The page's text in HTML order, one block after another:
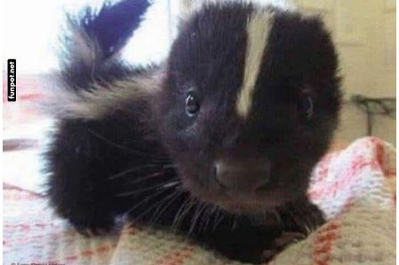
Lotus Biscoff Süßer...
Anzeige